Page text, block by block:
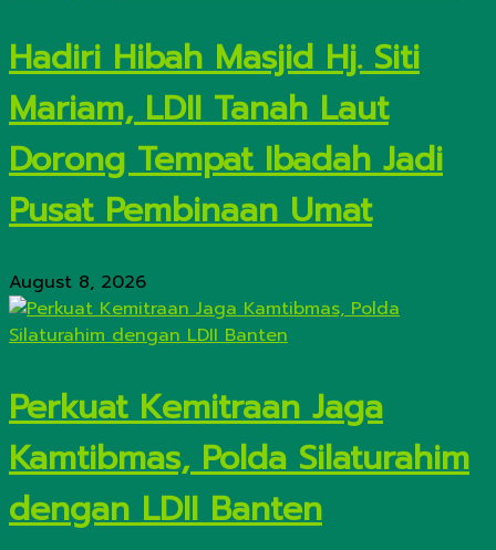
Hadiri Hibah Masjid Hj. Siti
Mariam, LDII Tanah Laut
Dorong Tempat Ibadah Jadi
Pusat Pembinaan Umat
August 8, 2026
Perkuat Kemitraan Jaga
Kamtibmas, Polda Silaturahim
dengan LDII Banten